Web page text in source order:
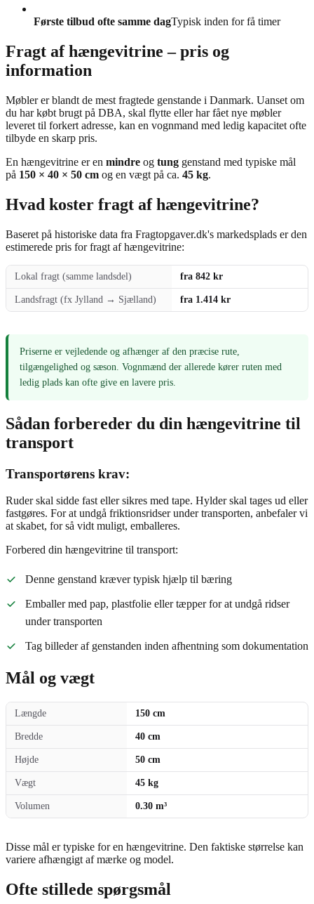
Første tilbud ofte samme dagTypisk inden for få timer
Fragt af hængevitrine – pris og
information
Møbler er blandt de mest fragtede genstande i Danmark. Uanset om
du har købt brugt på DBA, skal flytte eller har fået nye møbler
leveret til forkert adresse, kan en vognmand med ledig kapacitet ofte
tilbyde en skarp pris.
En hængevitrine er en mindre og tung genstand med typiske mål
på 150 × 40 × 50 cm og en vægt på ca. 45 kg.
Hvad koster fragt af hængevitrine?
Baseret på historiske data fra Fragtopgaver.dk's markedsplads er den
estimerede pris for fragt af hængevitrine:
Lokal fragt (samme landsdel) fra 842 kr
Landsfragt (fx Jylland → Sjælland) fra 1.414 kr
Priserne er vejledende og afhænger af den præcise rute,
tilgængelighed og sæson. Vognmænd der allerede kører ruten med
ledig plads kan ofte give en lavere pris.
Sådan forbereder du din hængevitrine til
transport
Transportørens krav:
Ruder skal sidde fast eller sikres med tape. Hylder skal tages ud eller
fastgøres. For at undgå friktionsridser under transporten, anbefaler vi
at skabet, for så vidt muligt, emballeres.
Forbered din hængevitrine til transport:
Denne genstand kræver typisk hjælp til bæring
Emballer med pap, plastfolie eller tæpper for at undgå ridser
under transporten
Tag billeder af genstanden inden afhentning som dokumentation
Mål og vægt
Længde 150 cm
Bredde 40 cm
Højde 50 cm
Vægt 45 kg
Volumen 0.30 m³
Disse mål er typiske for en hængevitrine. Den faktiske størrelse kan
variere afhængigt af mærke og model.
Ofte stillede spørgsmål